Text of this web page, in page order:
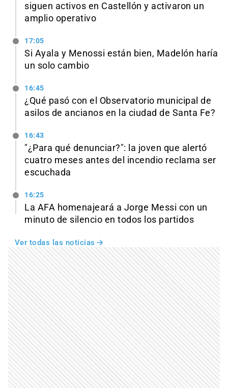
siguen activos en Castellón y activaron un
amplio operativo
17:05
Si Ayala y Menossi están bien, Madelón haría
un solo cambio
16:45
¿Qué pasó con el Observatorio municipal de
asilos de ancianos en la ciudad de Santa Fe?
16:43
"¿Para qué denunciar?": la joven que alertó
cuatro meses antes del incendio reclama ser
escuchada
16:25
La AFA homenajeará a Jorge Messi con un
minuto de silencio en todos los partidos
Ver todas las noticias